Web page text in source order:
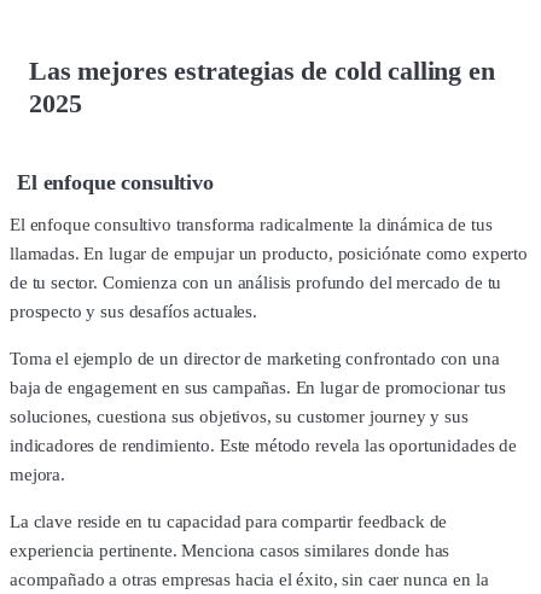
Las mejores estrategias de cold calling en
2025
El enfoque consultivo
El enfoque consultivo transforma radicalmente la dinámica de tus
llamadas. En lugar de empujar un producto, posiciónate como experto
de tu sector. Comienza con un análisis profundo del mercado de tu
prospecto y sus desafíos actuales.
Toma el ejemplo de un director de marketing confrontado con una
baja de engagement en sus campañas. En lugar de promocionar tus
soluciones, cuestiona sus objetivos, su customer journey y sus
indicadores de rendimiento. Este método revela las oportunidades de
mejora.
La clave reside en tu capacidad para compartir feedback de
experiencia pertinente. Menciona casos similares donde has
acompañado a otras empresas hacia el éxito, sin caer nunca en la